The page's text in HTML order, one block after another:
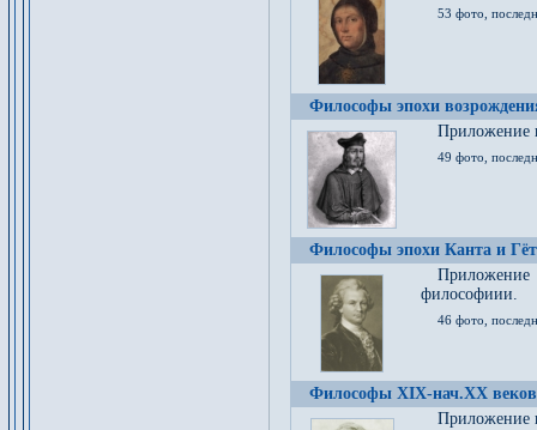
53 фото,
Философы эпохи
Приложение
49 фото,
Философы эпохи Канта и
философиии.
46 фото,
Философы XIX-нач.XX веков
Приложение